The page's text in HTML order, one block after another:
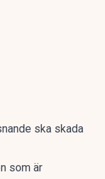
ska skada
som är